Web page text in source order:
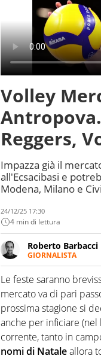
Volley
Reggers,
Impazza già il
all'Ecsacibasi e
Modena, Milano e
24/12/25 17:30
4 min di lettura
Roberto Barbacci
GIORNALISTA
Giornalista
chiedergli di
Le feste saranno
mercato va di pari
prossima stagione si
anche per inficiare (nel
corrente, tanto in
nomi di Nataleallora